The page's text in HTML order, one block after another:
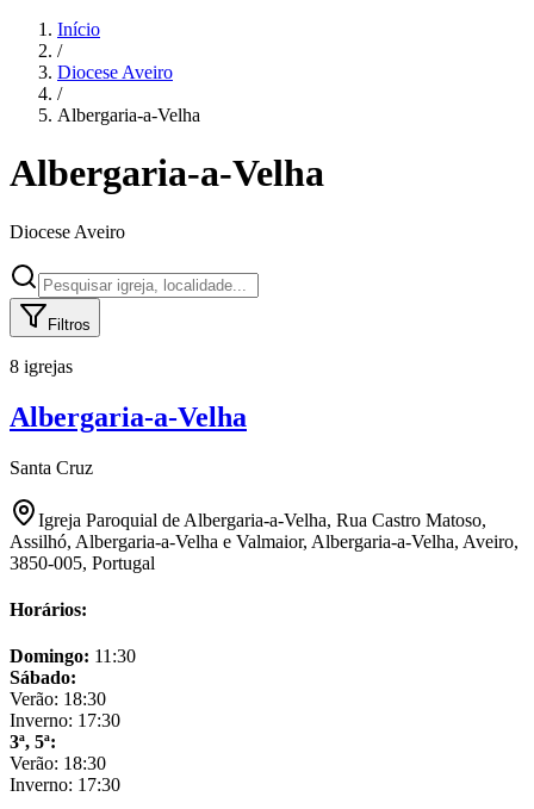
Início
/
Diocese Aveiro
/
Albergaria-a-Velha
Albergaria-a-Velha
Diocese Aveiro
Filtros
8 igrejas
Albergaria-a-Velha
Santa Cruz
Igreja Paroquial de Albergaria-a-Velha, Rua Castro Matoso,
Assilhó, Albergaria-a-Velha e Valmaior, Albergaria-a-Velha, Aveiro,
3850-005, Portugal
Horários:
Domingo: 11:30
Sábado:
Verão: 18:30
Inverno: 17:30
3ª, 5ª:
Verão: 18:30
Inverno: 17:30